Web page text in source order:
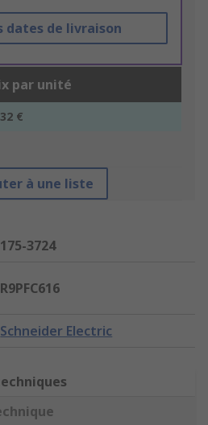
dates de livraison
par unité
€
à une liste
175-3724
R9PFC616
Schneider Electric